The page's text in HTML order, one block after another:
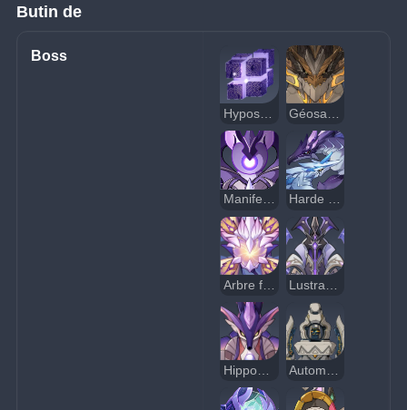
Butin de
Boss
Hypostase Électro
Manifestation du tonnerre Harde d'Élémentosaures abyssaux
Arbre foudroyé